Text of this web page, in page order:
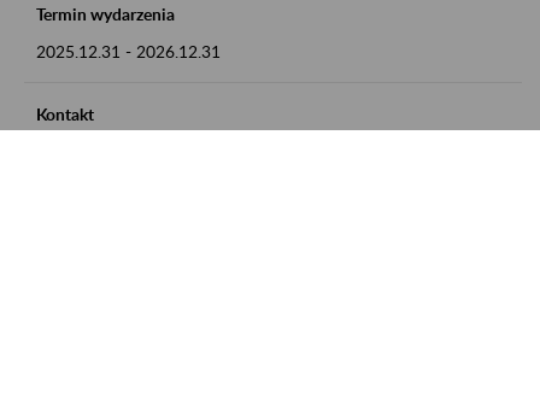
Termin wydarzenia
2025.12.31 - 2026.12.31
Kontakt